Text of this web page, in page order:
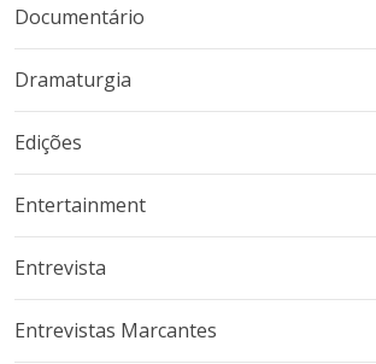
Documentário
Dramaturgia
Edições
Entertainment
Entrevista
Entrevistas Marcantes